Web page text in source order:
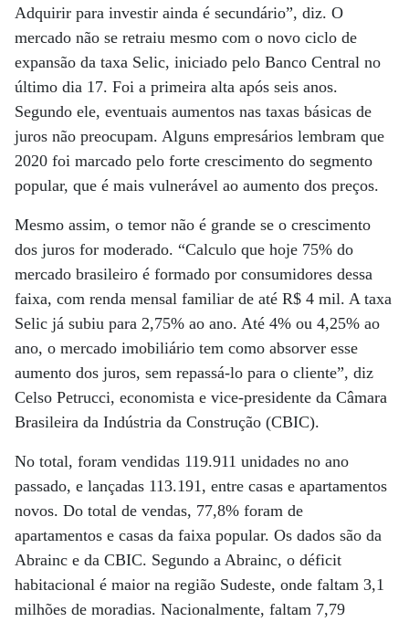
Adquirir para investir ainda é secundário”, diz. O
mercado não se retraiu mesmo com o novo ciclo de
expansão da taxa Selic, iniciado pelo Banco Central no
último dia 17. Foi a primeira alta após seis anos.
Segundo ele, eventuais aumentos nas taxas básicas de
juros não preocupam. Alguns empresários lembram que
2020 foi marcado pelo forte crescimento do segmento
popular, que é mais vulnerável ao aumento dos preços.
Mesmo assim, o temor não é grande se o crescimento
dos juros for moderado. “Calculo que hoje 75% do
mercado brasileiro é formado por consumidores dessa
faixa, com renda mensal familiar de até R$ 4 mil. A taxa
Selic já subiu para 2,75% ao ano. Até 4% ou 4,25% ao
ano, o mercado imobiliário tem como absorver esse
aumento dos juros, sem repassá-lo para o cliente”, diz
Celso Petrucci, economista e vice-presidente da Câmara
Brasileira da Indústria da Construção (CBIC).
No total, foram vendidas 119.911 unidades no ano
passado, e lançadas 113.191, entre casas e apartamentos
novos. Do total de vendas, 77,8% foram de
apartamentos e casas da faixa popular. Os dados são da
Abrainc e da CBIC. Segundo a Abrainc, o déficit
habitacional é maior na região Sudeste, onde faltam 3,1
milhões de moradias. Nacionalmente, faltam 7,79